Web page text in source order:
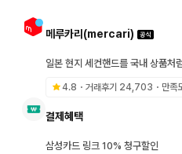
메루카리(mercari)
일본 현지 세컨핸드를 국내 상품처
4.8 ・거래후기 24,703 ・만족
결제혜택
삼성카드 링크 10% 청구할인